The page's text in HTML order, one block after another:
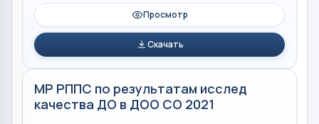
Просмотр
Скачать
МР РППС по результатам исслед
качества ДО в ДОО СО 2021